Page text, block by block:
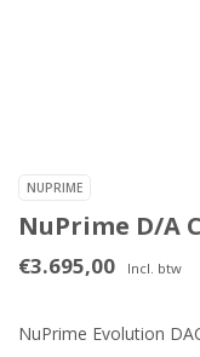
NUPRIME
NuPrime D/A
€3.695,00 Incl. btw
NuPrime Evolution